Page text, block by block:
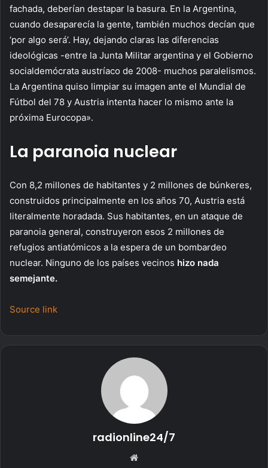
fachada, deberían destapar la basura. En la Argentina,
cuando desaparecía la gente, también muchos decían que
‘por algo será’. Hay, dejando claras las diferencias
ideológicas -entre la Junta Militar argentina y el Gobierno
socialdemócrata austríaco de 2008- muchos paralelismos.
La Argentina quiso limpiar su imagen ante el Mundial de
Fútbol del 78 y Austria intenta hacer lo mismo ante la
próxima Eurocopa».
La paranoia nuclear
Con 8,2 millones de habitantes y 2 millones de búnkeres,
construidos principalmente en los años 70, Austria está
literalmente horadada. Sus habitantes, en un ataque de
paranoia general, construyeron esos 2 millones de
refugios antiatómicos a la espera de un bombardeo
nuclear. Ninguno de los países vecinos hizo nada
semejante.
Source link
radionline24/7